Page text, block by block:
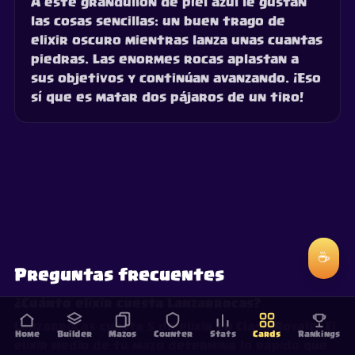
A este grandullón de piel azul le gustan
las cosas sencillas: un buen trago de
elixir oscuro mientras lanza unas cuantas
piedras. Las enormes rocas aplastan a
sus objetivos y continúan avanzando. ¡Eso
sí que es matar dos pájaros de un tiro!
Home Builder Mazos Counter Stats Cards Rankings
Preguntas frecuentes
Lanzarrocas cuesta 5 de elixir en Clash Royale. El
☕